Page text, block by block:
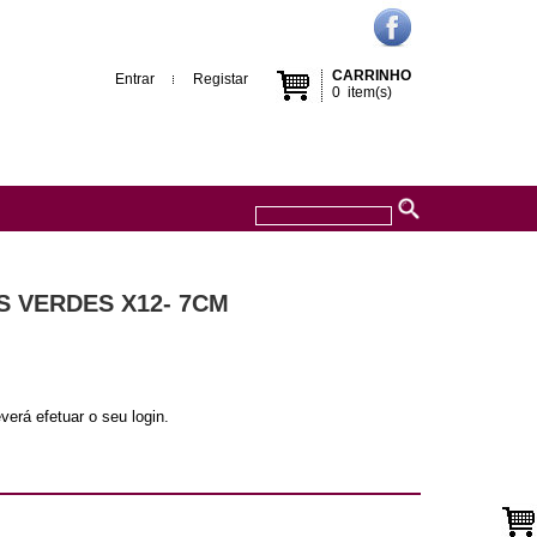
CARRINHO
0 item(s)
Entrar Registar
VERDES X12- 7CM
efetuar o seu login.